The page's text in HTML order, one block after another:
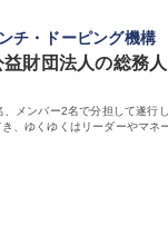
ンシャル採用
リティの不安定化や気
に社会課題解決の重要性
向けて持続可能な社会の
大学院 大学 語学力： 資格：
チ・ドーピング機構
益財団法人の総務
メンバー2名で分担して遂行
、ゆくゆくはリーダーやマネ
す。